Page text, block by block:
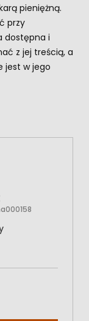
pieniężną.
przy
dostępna i
z jej treścią, a
jest w jego